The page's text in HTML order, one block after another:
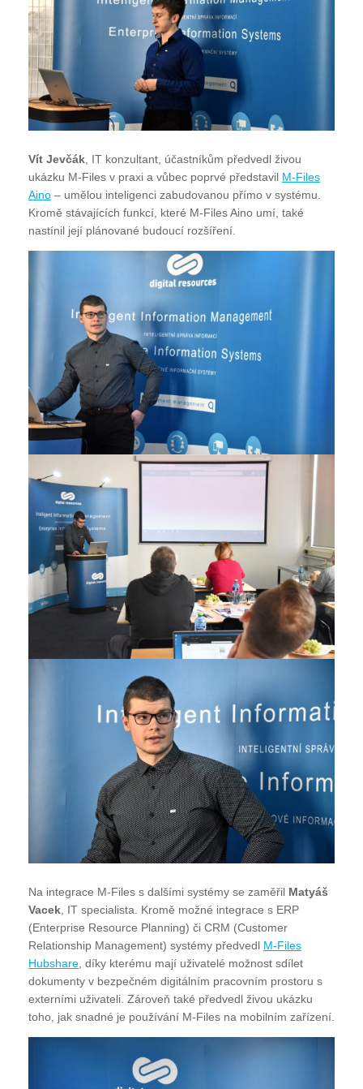
Vít Jevčák , IT konzultant, účastníkům předvedl živou
ukázku M-Files v praxi a vůbec poprvé představil M-Files
Aino – umělou inteligenci zabudovanou přímo v systému.
Kromě stávajících funkcí, které M-Files Aino umí, také
nastínil její plánované budoucí rozšíření.
Na integrace M-Files s dalšími systémy se zaměřil Matyáš
Vacek , IT specialista. Kromě možné integrace s ERP
(Enterprise Resource Planning) či CRM (Customer
Relationship Management) systémy předvedl M-Files
Hubshare , díky kterému mají uživatelé možnost sdílet
dokumenty v bezpečném digitálním pracovním prostoru s
externími uživateli. Zároveň také předvedl živou ukázku
toho, jak snadné je používání M-Files na mobilním zařízení.